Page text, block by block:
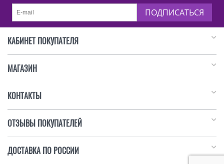
ПОДПИСАТЬСЯ
КАБИНЕТ ПОКУПАТЕЛЯ
МАГАЗИН
КОНТАКТЫ
ОТЗЫВЫ ПОКУПАТЕЛЕЙ
ДОСТАВКА ПО РОССИИ